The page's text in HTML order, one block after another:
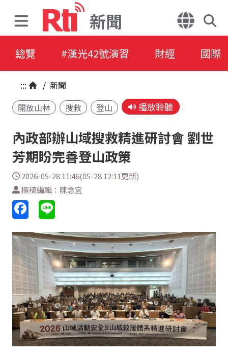
新聞
總覽 #漢光42號演習 財經 國際
::: / 新聞
開放山林
搜救 登山 播放聆聽
內政部辦山域搜救精進研討會 劉世
芳期盼完善登山政策
2026-05-28 11:46(05-28 12:11更新)
撰稿編輯：陳念宜